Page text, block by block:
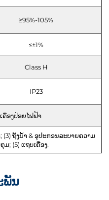
≥95%-105%
≤±1%
Class H
IP23
ຄື່ອງປ່ອຍໄຟຟ້າ
(3) ຖັງນ້ຳ & ອຸປະກອນລະບາຍຄວາມ
; (5) ແຖບເຄື່ອງ.
ພັນ